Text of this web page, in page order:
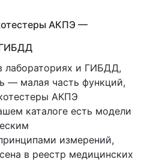
АКПЭ —
ГИБДД
лабораториях и ГИБДД,
— малая часть функций,
АКПЭ
каталоге есть модели
измерений,
в реестр медицинских